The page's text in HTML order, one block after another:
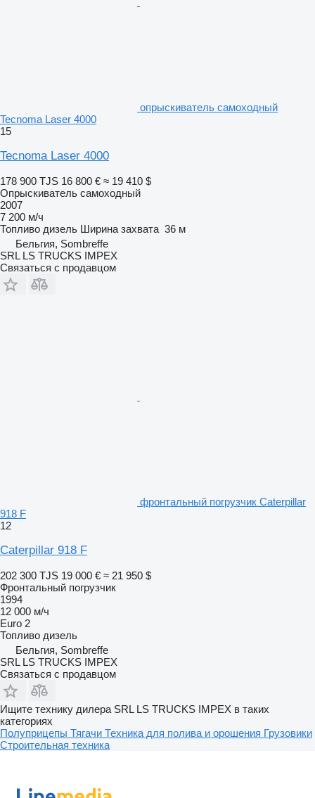
опрыскиватель самоходный
Tecnoma Laser 4000
15
Tecnoma Laser 4000
178 900 TJS 16 800 € ≈ 19 410 $
Опрыскиватель самоходный
2007
7 200 м/ч
Топливо дизель Ширина захвата 36 м
Бельгия, Sombreffe
SRL LS TRUCKS IMPEX
Связаться с продавцом
фронтальный погрузчик Caterpillar
918 F
12
Caterpillar 918 F
202 300 TJS 19 000 € ≈ 21 950 $
Фронтальный погрузчик
1994
12 000 м/ч
Euro 2
Топливо дизель
Бельгия, Sombreffe
SRL LS TRUCKS IMPEX
Связаться с продавцом
Ищите технику дилера SRL LS TRUCKS IMPEX в таких
категориях
Полуприцепы Тягачи Техника для полива и орошения Грузовики
Строительная техника